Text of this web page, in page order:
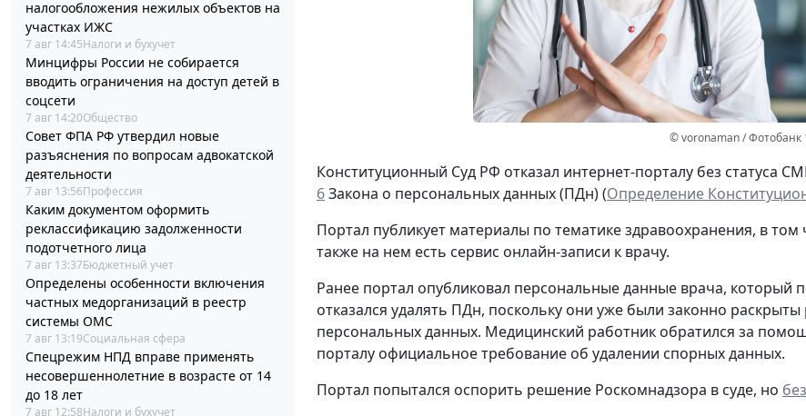
налогообложения нежилых объектов на
участках ИЖС
7 авг 14:45Налоги и бухучет
Минцифры России не собирается
вводить ограничения на доступ детей в
соцсети
7 авг 14:20Общество
Совет ФПА РФ утвердил новые
разъяснения по вопросам адвокатской
деятельности
7 авг 13:56Профессия
Каким документом оформить
реклассификацию задолженности
подотчетного лица
7 авг 13:37Бюджетный учет
Определены особенности включения
частных медорганизаций в реестр
системы ОМС
7 авг 13:19Социальная сфера
Спецрежим НПД вправе применять
несовершеннолетние в возрасте от 14
до 18 лет
7 авг 12:58Налоги и бухучет
© voronaman / Фотобанк
Конституционный Суд РФ отказал интернет-порталу без статуса
6Закона о персональных данных (ПДн) (Определение
Портал публикует материалы по тематике здравоохранения, в
также на нем есть сервис онлайн-записи к врачу.
Ранее портал опубликовал персональные данные врача, который
отказался удалять ПДн, поскольку они уже были законно
персональных данных. Медицинский работник обратился за
порталу официальное требование об удалении спорных данных.
Портал попытался оспорить решение Роскомнадзора в суде, но